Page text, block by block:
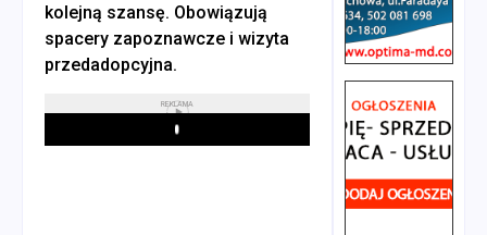
kolejną szansę. Obowiązują
spacery zapoznawcze i wizyta
przedadopcyjna.
REKLAMA
Play